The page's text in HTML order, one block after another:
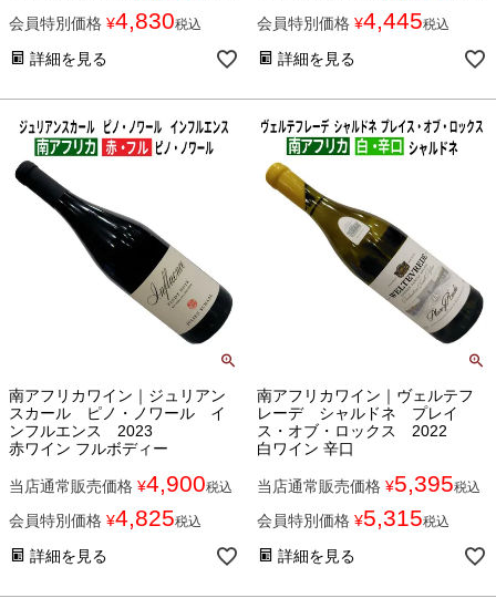
会員特別価格 ¥4,830税込
詳細を見る
会員特別価格 ¥4,445税込
詳細を見る
南アフリカワイン｜ジュリアン
スカール ピノ・ノワール イ
ンフルエンス 2023
赤ワイン フルボディー
当店通常販売価格 ¥4,900税込
会員特別価格 ¥4,825税込
詳細を見る
南アフリカワイン｜ヴェルテフ
レーデ シャルドネ プレイ
ス・オブ・ロックス 2022
白ワイン 辛口
当店通常販売価格 ¥5,395税込
会員特別価格 ¥5,315税込
詳細を見る